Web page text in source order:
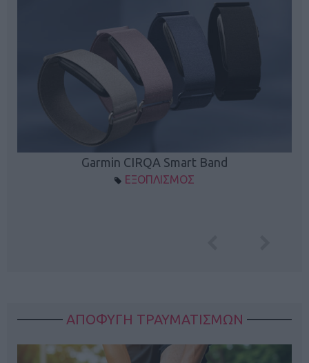
Garmin CIRQA Smart Band
ΕΞΟΠΛΙΣΜΟΣ
ΑΠΟΦΥΓΗ ΤΡΑΥΜΑΤΙΣΜΩΝ